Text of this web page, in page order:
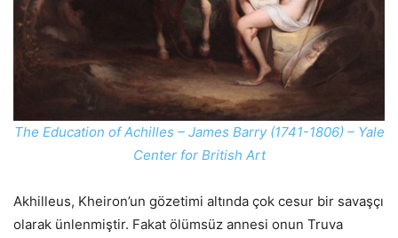
The Education of Achilles – James Barry (1741-1806) – Yale
Center for British Art
Akhilleus, Kheiron’un gözetimi altında çok cesur bir savaşçı
olarak ünlenmiştir. Fakat ölümsüz annesi onun Truva